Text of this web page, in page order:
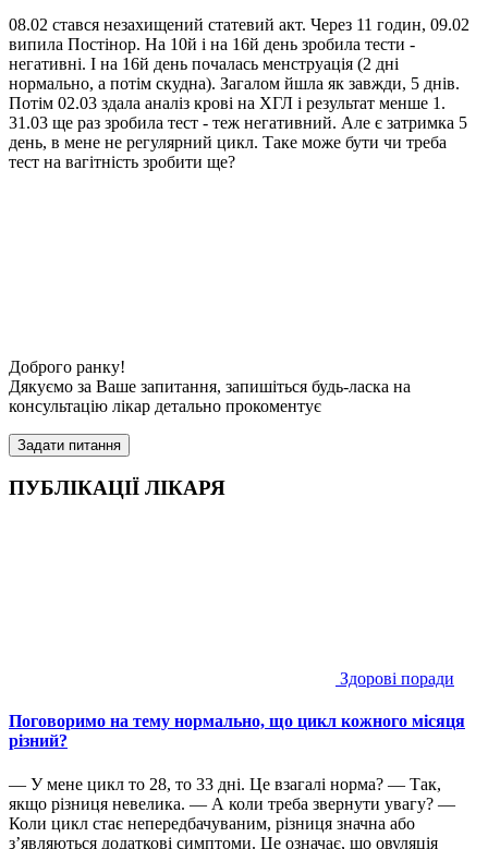
08.02 стався незахищений статевий акт. Через 11 годин, 09.02
випила Постінор. На 10й і на 16й день зробила тести -
негативні. І на 16й день почалась менструація (2 дні
нормально, а потім скудна). Загалом йшла як завжди, 5 днів.
Потім 02.03 здала аналіз крові на ХГЛ і результат менше 1.
31.03 ще раз зробила тест - теж негативний. Але є затримка 5
день, в мене не регулярний цикл. Таке може бути чи треба
тест на вагітність зробити ще?
Доброго ранку!
Дякуємо за Ваше запитання, запишіться будь-ласка на
консультацію лікар детально прокоментує
Задати питання
ПУБЛІКАЦІЇ ЛІКАРЯ
Здорові поради
Поговоримо на тему нормально, що цикл кожного місяця
різний?
— У мене цикл то 28, то 33 дні. Це взагалі норма? — Так,
якщо різниця невелика. — А коли треба звернути увагу? —
Коли цикл стає непередбачуваним, різниця значна або
з’являються додаткові симптоми. Це означає, що овуляція